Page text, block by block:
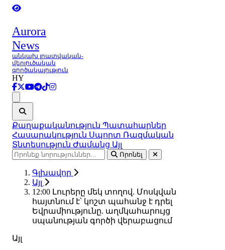
Aurora
News
անկախ լրատվական-
վերլուծական
գործակալություն
HY
Քաղաքականություն Պատահարներ
Հասարակություն Սպորտ Ռազմական
Տնտեսություն Ժամանց Այլ
Որոնել
Գլխավոր
Այլ
12:00 Լուրերը մեկ տողով. Մոսկվան
հայտնում է՝ կոշտ պահանջ է դրել
Եվրամիությունը. աղմկահարույց
սպանության գործի վերաբացում
Այլ